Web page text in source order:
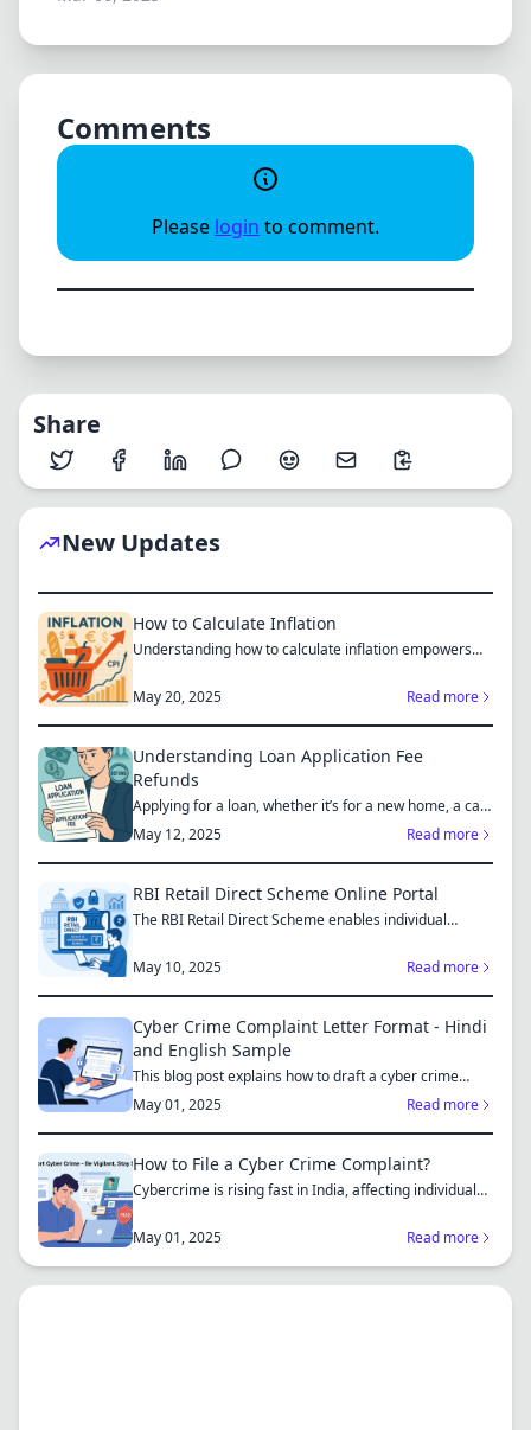
Comments
Please login to comment.
Share
New Updates
How to Calculate Inflation
Understanding how to calculate inflation empowers
May 20, 2025
Read more
Understanding Loan Application Fee
Refunds
Applying for a loan, whether it’s for a new home, a car,
or...
May 12, 2025 Read more
RBI Retail Direct Scheme Online Portal
The RBI Retail Direct Scheme enables individual
May 10, 2025
Read more
Cyber Crime Complaint Letter Format - Hindi
and English Sample
This blog post explains how to draft a cyber crime
complaint...
May 01, 2025 Read more
How to File a Cyber Crime Complaint?
Cybercrime is rising fast in India, affecting individuals
May 01, 2025
Read more